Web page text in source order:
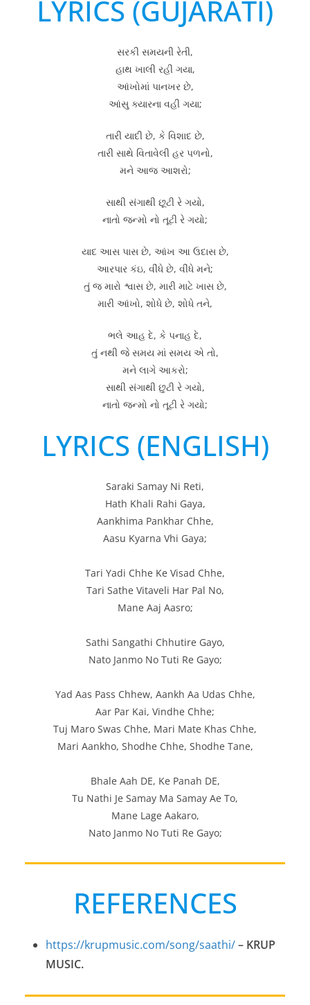
LYRICS (GUJARATI)
સરકી સમયની રેતી,
હાથ ખાલી રહી ગયા,
આંખોમાં પાનખર છે,
આંસુ ક્યારના વહી ગયા;
તારી યાદી છે, કે વિશાદ છે,
તારી સાથે વિતાવેલી હર પળનો,
મને આજ આશરો;
સાથી સંગાથી છૂટી રે ગયો,
નાતો જન્મો નો તૂટી રે ગયો;
યાદ આસ પાસ છે, આંખ આ ઉદાસ છે,
આરપાર કંઇ, વીંધે છે, વીંધે મને;
તું જ મારો શ્વાસ છે, મારી માટે ખાસ છે,
મારી આંખો, શોધે છે, શોધે તને,
ભલે આહ દે, કે પનાહ દે,
તું નથી જે સમય માં સમય એ તો,
મને લાગે આકરો;
સાથી સંગાથી છુટી રે ગયો,
નાતો જન્મો નો તૂટી રે ગયો;
LYRICS (ENGLISH)
Saraki Samay Ni Reti,
Hath Khali Rahi Gaya,
Aankhima Pankhar Chhe,
Aasu Kyarna Vhi Gaya;
Tari Yadi Chhe Ke Visad Chhe,
Tari Sathe Vitaveli Har Pal No,
Mane Aaj Aasro;
Sathi Sangathi Chhutire Gayo,
Nato Janmo No Tuti Re Gayo;
Yad Aas Pass Chhew, Aankh Aa Udas Chhe,
Aar Par Kai, Vindhe Chhe;
Tuj Maro Swas Chhe, Mari Mate Khas Chhe,
Mari Aankho, Shodhe Chhe, Shodhe Tane,
Bhale Aah DE, Ke Panah DE,
Tu Nathi Je Samay Ma Samay Ae To,
Mane Lage Aakaro,
Nato Janmo No Tuti Re Gayo;
REFERENCES
https://krupmusic.com/song/saathi/– KRUP
MUSIC.